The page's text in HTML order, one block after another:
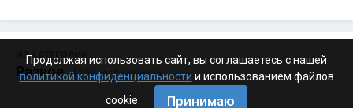
ИЗ КАТЕГОРИИ:
Разное · 4 199 изображений
Продолжая использовать сайт, вы соглашаетесь с нашей
политикой конфиденциальности и использованием файлов
cookie.
Принимаю